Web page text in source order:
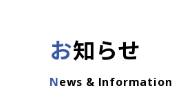
お知らせ
News & Information